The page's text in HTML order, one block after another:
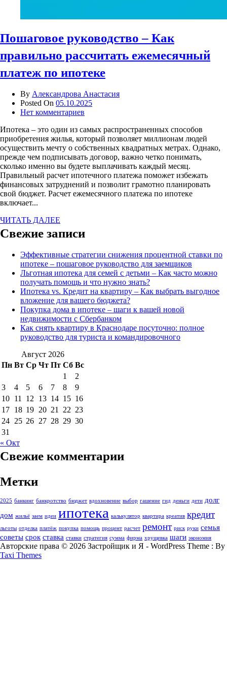
Пошаговое руководство – Как
правильно рассчитать ежемесячный
платеж по ипотеке
By Александрова Анастасия
Posted On 05.10.2025
Нет комментариев
Ипотека – это один из самых распространенных способов
приобретения жилья, который позволяет миллионам людей
осуществить мечту о собственных квадратных метрах. Однако,
прежде чем подписывать договор, важно четко понимать,
сколько именно вы будете выплачивать каждый месяц.
Правильный расчет ипотечного платежа поможет избежать
финансовых затруднений и позволит грамотно планировать
свой бюджет. Расчет ежемесячного платежа по ипотеке
включает...
ЧИТАТЬ ДАЛЕЕ
Свежие записи
Эффективные стратегии снижения процентной ставки по
ипотеке – пошаговое руководство для заемщиков
Льготная ипотека для семей с детьми – Как часто можно
получать помощь и что нужно знать?
Ипотека vs. Кредит на квартиру – Как выбрать выгодное
вложение для вашего бюджета?
Покупка дома в ипотеке – шаги к вашей новой
недвижимости с Сбербанком
Как снять квартиру в Краснодаре посуточно: полное
руководство для туриста и командировочного
Август 2026
Пн Вт Ср Чт Пт Сб Вс
1
2
3
4 5 6 7 8
9
10 11 12 13 14 15 16
17 18 19 20 21 22 23
24 25 26 27 28 29 30
31
« Окт
Свежие комментарии
Метки
2025 банкинг банкротство бюджет вдохновение выбор гашение гид деньги дети долг
дом жильё заем идеи ипотека калькулятор квартира креатив кредит
льготы отделка платёж покупка помощь процент расчет ремонт риск руки семья
советы срок ставка ставки стратегия сумма фирма хрущевка шаги экономия
Авторские права © 2026 Застройщик и Я - WordPress Theme : By
Taxi Themes